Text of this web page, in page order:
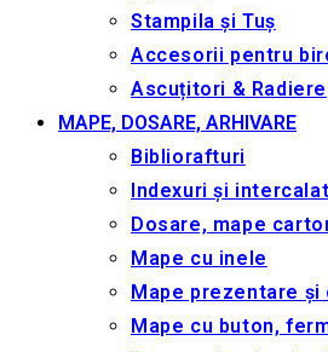
Stampila și Tuș
Accesorii pentru
Ascuțitori & Radiere
MAPE, DOSARE, ARHIVARE
Bibliorafturi
Indexuri și
Dosare, mape
Mape cu inele
Mape prezentare și
Mape cu buton,